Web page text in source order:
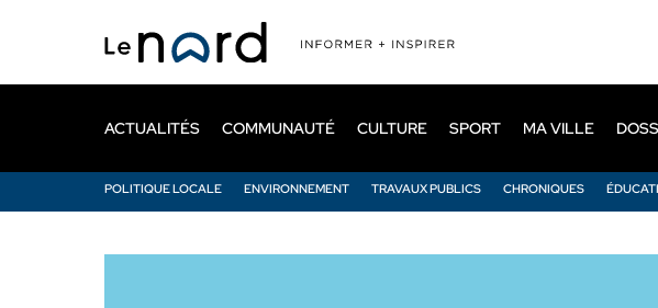
principal
ACTUALITÉS
POLITIQUE LOCALE ENVIRONNEMENT TRAVAUX PUBLICS CHRONIQUES
COMMUNAUTÉ CULTURE SPORT MA VILLE